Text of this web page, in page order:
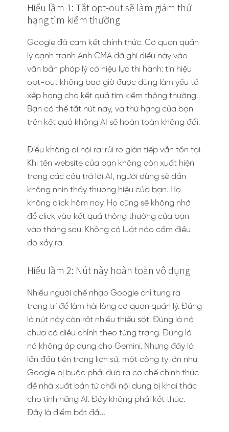
Hiểu lầm 1: Tắt opt-out sẽ làm giảm thứ
hạng tìm kiếm thường
Google đã cam kết chính thức. Cơ quan quản
lý cạnh tranh Anh CMA đã ghi điều này vào
văn bản pháp lý có hiệu lực thi hành: tín hiệu
opt-out không bao giờ được dùng làm yếu tố
xếp hạng cho kết quả tìm kiếm thông thường.
Bạn có thể tắt nút này, và thứ hạng của bạn
trên kết quả không AI sẽ hoàn toàn không đổi.
Điều không ai nói ra: rủi ro gián tiếp vẫn tồn tại.
Khi tên website của bạn không còn xuất hiện
trong các câu trả lời AI, người dùng sẽ dần
không nhìn thấy thương hiệu của bạn. Họ
không click hôm nay. Họ cũng sẽ không nhớ
để click vào kết quả thông thường của bạn
vào tháng sau. Không có luật nào cấm điều
đó xảy ra.
Hiểu lầm 2: Nút này hoàn toàn vô dụng
Nhiều người chế nhạo Google chỉ tung ra
trang trí để làm hài lòng cơ quan quản lý. Đúng
là nút này còn rất nhiều thiếu sót. Đúng là nó
chưa có điều chỉnh theo từng trang. Đúng là
nó không áp dụng cho Gemini. Nhưng đây là
lần đầu tiên trong lịch sử, một công ty lớn như
Google bị buộc phải đưa ra cơ chế chính thức
để nhà xuất bản từ chối nội dung bị khai thác
cho tính năng AI. Đây không phải kết thúc.
Đây là điểm bắt đầu.